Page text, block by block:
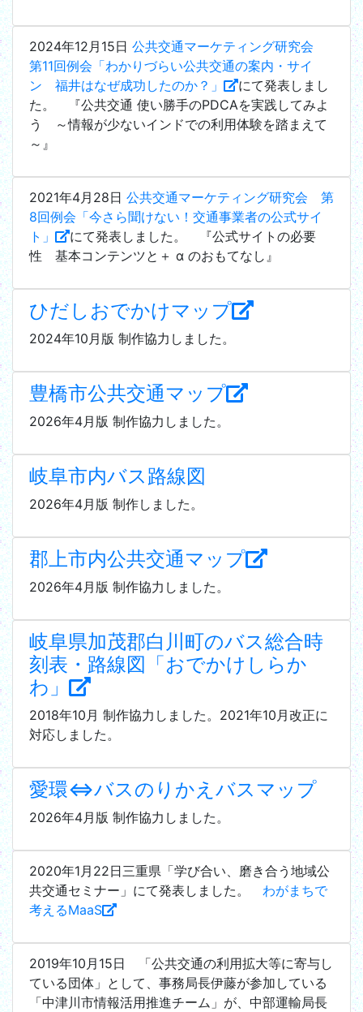
2024年12月15日 公共交通マーケティング研究会
第11回例会「わかりづらい公共交通の案内・サイ
ン 福井はなぜ成功したのか？」
にて発表しまし
た。 『公共交通 使い勝手のPDCAを実践してみよ
う ～情報が少ないインドでの利用体験を踏まえて
～』
2021年4月28日 公共交通マーケティング研究会 第
8回例会「今さら聞けない！交通事業者の公式サイ
ト」
にて発表しました。 『公式サイトの必要
性 基本コンテンツと＋ α のおもてなし』
ひだしおでかけマップ
2024年10月版 制作協力しました。
豊橋市公共交通マップ
2026年4月版 制作協力しました。
岐阜市内バス路線図
2026年4月版 制作しました。
郡上市内公共交通マップ
2026年4月版 制作協力しました。
岐阜県加茂郡白川町のバス総合時
刻表・路線図「おでかけしらか
わ」
2018年10月 制作協力しました。2021年10月改正に
対応しました。
愛環⇔バスのりかえバスマップ
2026年4月版 制作協力しました。
2020年1月22日三重県「学び合い、磨き合う地域公
共交通セミナー」にて発表しました。 わがまちで
考えるMaaS
2019年10月15日 「公共交通の利用拡大等に寄与し
ている団体」として、事務局長伊藤が参加している
「中津川市情報活用推進チーム」が、中部運輸局長